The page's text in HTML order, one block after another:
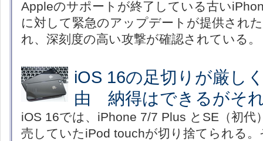
Appleのサポートが終了している古い
に対して緊急のアップデートが提供され
れ、深刻度の高い攻撃が確認されている。
iOS 16の足切りが厳し
由 納得はできるがそ
iOS 16では、iPhone 7/7 Plus とSE（初代
売していたiPod touchが切り捨てられる